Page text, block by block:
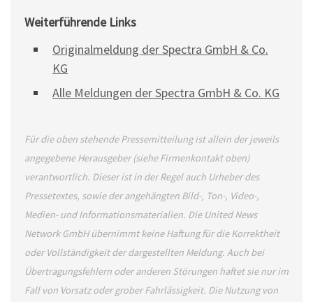
Weiterführende Links
Originalmeldung der Spectra GmbH & Co.
KG
Alle Meldungen der Spectra GmbH & Co. KG
Für die oben stehende Pressemitteilung ist allein der jeweils
angegebene Herausgeber (siehe Firmenkontakt oben)
verantwortlich. Dieser ist in der Regel auch Urheber des
Pressetextes, sowie der angehängten Bild-, Ton-, Video-,
Medien- und Informationsmaterialien. Die United News
Network GmbH übernimmt keine Haftung für die Korrektheit
oder Vollständigkeit der dargestellten Meldung. Auch bei
Übertragungsfehlern oder anderen Störungen haftet sie nur im
Fall von Vorsatz oder grober Fahrlässigkeit. Die Nutzung von